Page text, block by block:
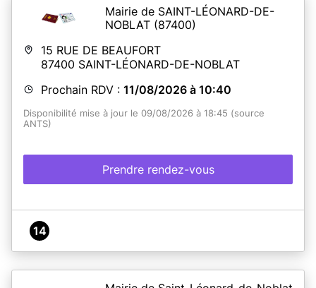
Mairie de SAINT-LÉONARD-DE-
NOBLAT (87400)
15 RUE DE BEAUFORT
87400 SAINT-LÉONARD-DE-NOBLAT
Prochain RDV : 11/08/2026 à 10:40
Disponibilité mise à jour le 09/08/2026 à 18:45 (source
ANTS)
Prendre rendez-vous
14